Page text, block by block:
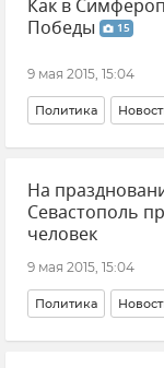
Как в
Победы
15
9 мая 2015, 15:04
Политика
Фотоленты
На
Севастополь
человек
9 мая 2015, 15:04
Политика
70-летие Великой